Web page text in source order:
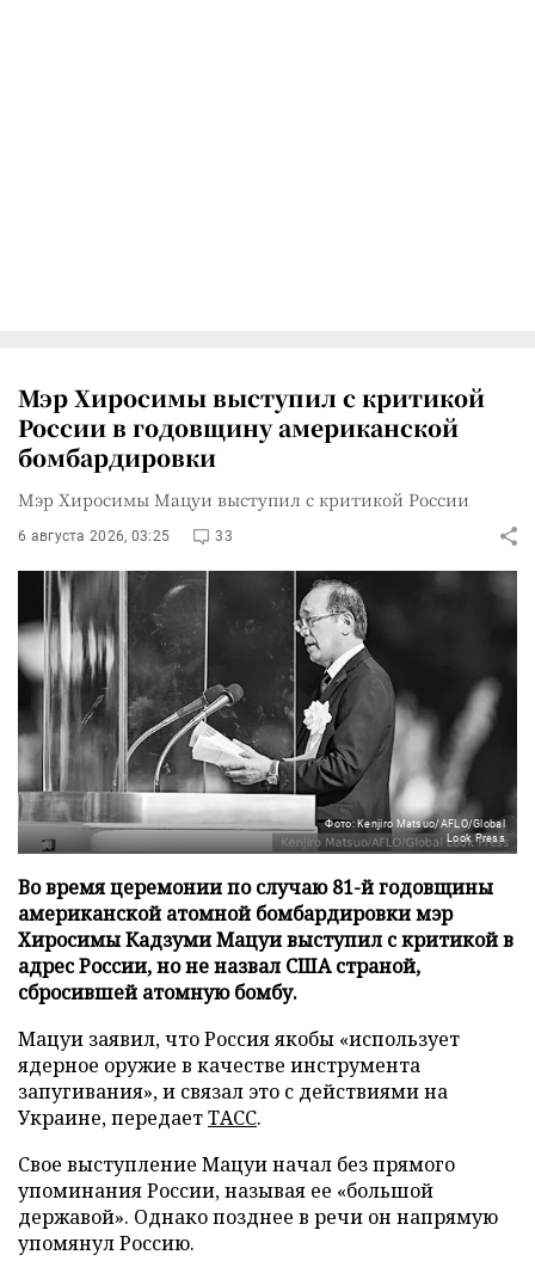
Мэр Хиросимы выступил с критикой
России в годовщину американской
бомбардировки
Мэр Хиросимы Мацуи выступил с критикой России
6 августа 2026, 03:25 33
Фото: Kenjiro Matsuo/AFLO/Global
Look Press
Во время церемонии по случаю 81-й годовщины
американской атомной бомбардировки мэр
Хиросимы Кадзуми Мацуи выступил с критикой в
адрес России, но не назвал США страной,
сбросившей атомную бомбу.
Мацуи заявил, что Россия якобы «использует
ядерное оружие в качестве инструмента
запугивания», и связал это с действиями на
Украине, передаетТАСС.
Свое выступление Мацуи начал без прямого
упоминания России, называя ее «большой
державой». Однако позднее в речи он напрямую
упомянул Россию.